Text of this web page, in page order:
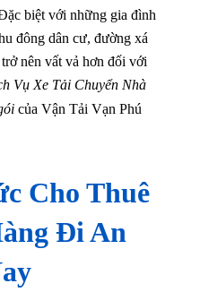
biệt với những gia đình
đông dân cư, đường xá
nên vất vả hơn đối với
Vụ Xe Tải Chuyển Nhà
của Vận Tải Vạn Phú
Cho Thuê
Đi An